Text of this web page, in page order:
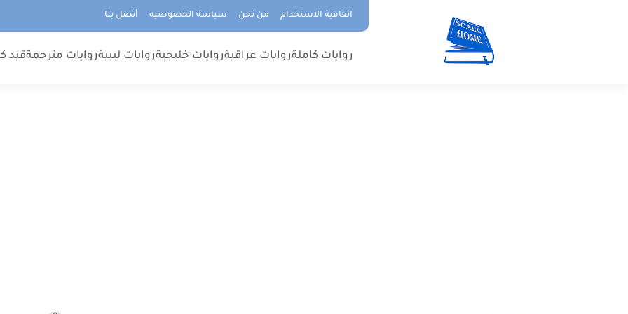
اتفاقية الاستخدام من نحن سياسة الخصوصيه أتصل بنا
روايات كاملةروايات عراقيةروايات خليجيةروايات ليبيةروايات مترجمةقيد